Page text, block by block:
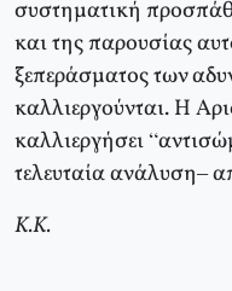
συστηματική
και της παρουσίας
ξεπεράσματος των
καλλιεργούνται. Η
καλλιεργήσει
τελευταία ανάλυση–
Κ.Κ.